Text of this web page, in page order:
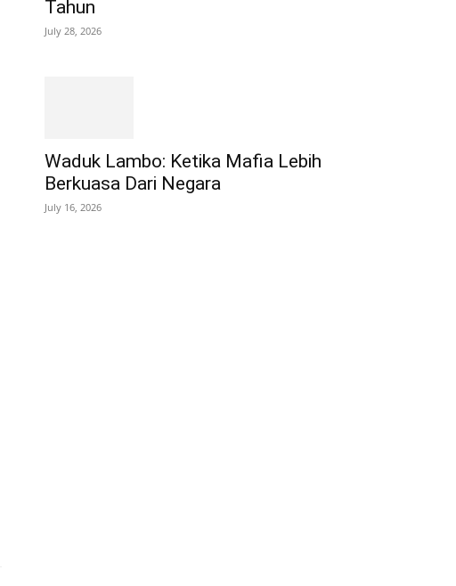
Tahun
July 28, 2026
Waduk Lambo: Ketika Mafia Lebih
Berkuasa Dari Negara
July 16, 2026